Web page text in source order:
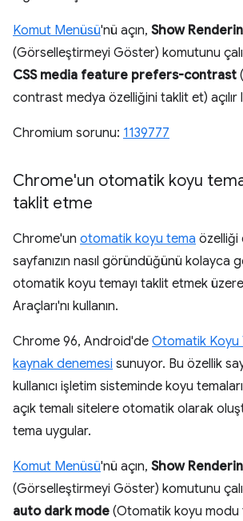
Komut Menüsü'nü açın, Show
(Görselleştirmeyi Göster) komutunu
CSS media feature prefers-contrast
contrast medya özelliğini taklit et) açılır
Chromium sorunu: 1139777
Chrome'un otomatik koyu
taklit etme
Chrome'un otomatik koyu tema özelliği
sayfanızın nasıl göründüğünü kolayca
otomatik koyu temayı taklit etmek
Araçları'nı kullanın.
Chrome 96, Android'de Otomatik Koyu
kaynak denemesi sunuyor. Bu özellik
kullanıcı işletim sisteminde koyu
açık temalı sitelere otomatik olarak
tema uygular.
Komut Menüsü'nü açın, Show
(Görselleştirmeyi Göster) komutunu
auto dark mode (Otomatik koyu modu